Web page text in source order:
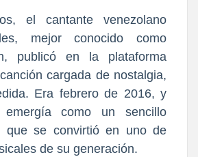
el cantante venezolano
mejor conocido como
publicó en la plataforma
cargada de nostalgia,
Era febrero de 2016, y
emergía como un sencillo
que se convirtió en uno de
de su generación.